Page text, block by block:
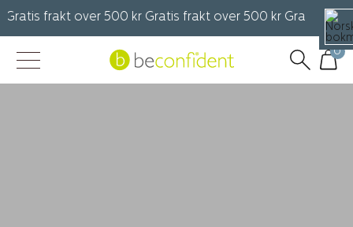
over 500 kr Gratis frakt over 500 kr Gratis frakt
0